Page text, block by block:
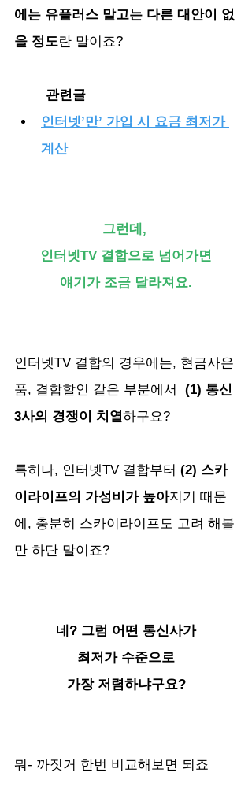
에는 유플러스 말고는 다른 대안이 없
을 정도란 말이죠?
관련글
인터넷’만’ 가입 시 요금 최저가
계산
그런데,
인터넷TV 결합으로 넘어가면
얘기가 조금 달라져요.
인터넷TV 결합의 경우에는, 현금사은
품, 결합할인 같은 부분에서
(1) 통신
3사의 경쟁이 치열하구요?
특히나, 인터넷TV 결합부터 (2) 스카
이라이프의 가성비가 높아지기 때문
에, 충분히 스카이라이프도 고려 해볼
만 하단 말이죠?
네? 그럼 어떤 통신사가
최저가 수준으로
가장 저렴하냐구요?
뭐- 까짓거 한번 비교해보면 되죠